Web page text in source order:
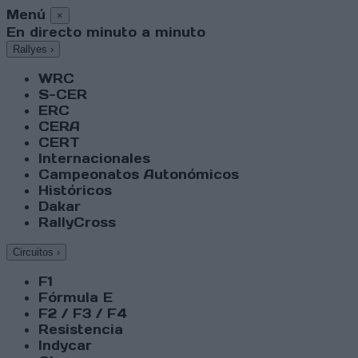
Menú ×
En directo minuto a minuto
Rallyes ›
WRC
S-CER
ERC
CERA
CERT
Internacionales
Campeonatos Autonómicos
Históricos
Dakar
RallyCross
Circuitos ›
F1
Fórmula E
F2 / F3 / F4
Resistencia
Indycar